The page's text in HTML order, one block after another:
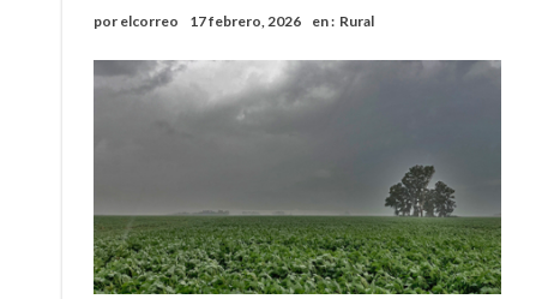
por elcorreo 17 febrero, 2026 en : Rural